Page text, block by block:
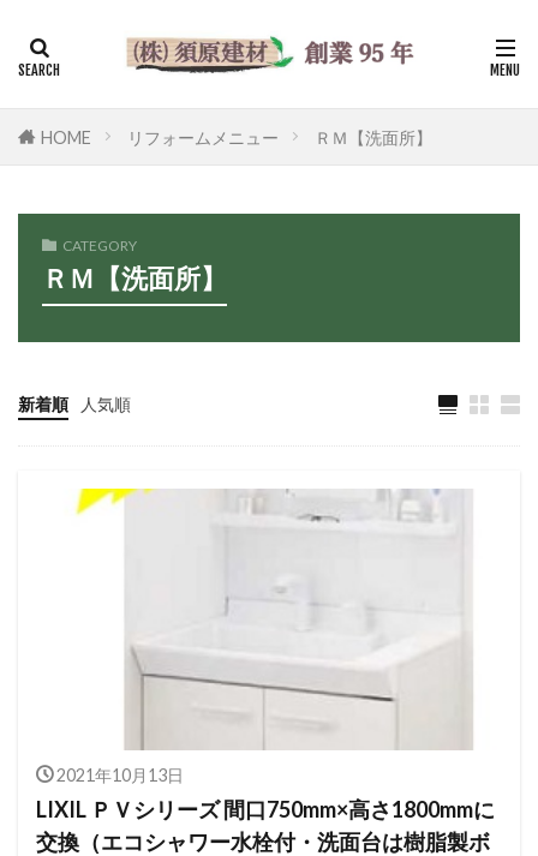
HOME リフォームメニュー ＲＭ【洗面所】
CATEGORY
ＲＭ【洗面所】
新着順 人気順
2021年10月13日
LIXIL ＰＶシリーズ 間口750mm×高さ1800mmに
交換（エコシャワー水栓付・洗面台は樹脂製ボ